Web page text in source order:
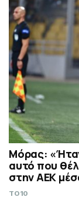
Μόρας:
αυτό που
στην ΑΕΚ
TO10